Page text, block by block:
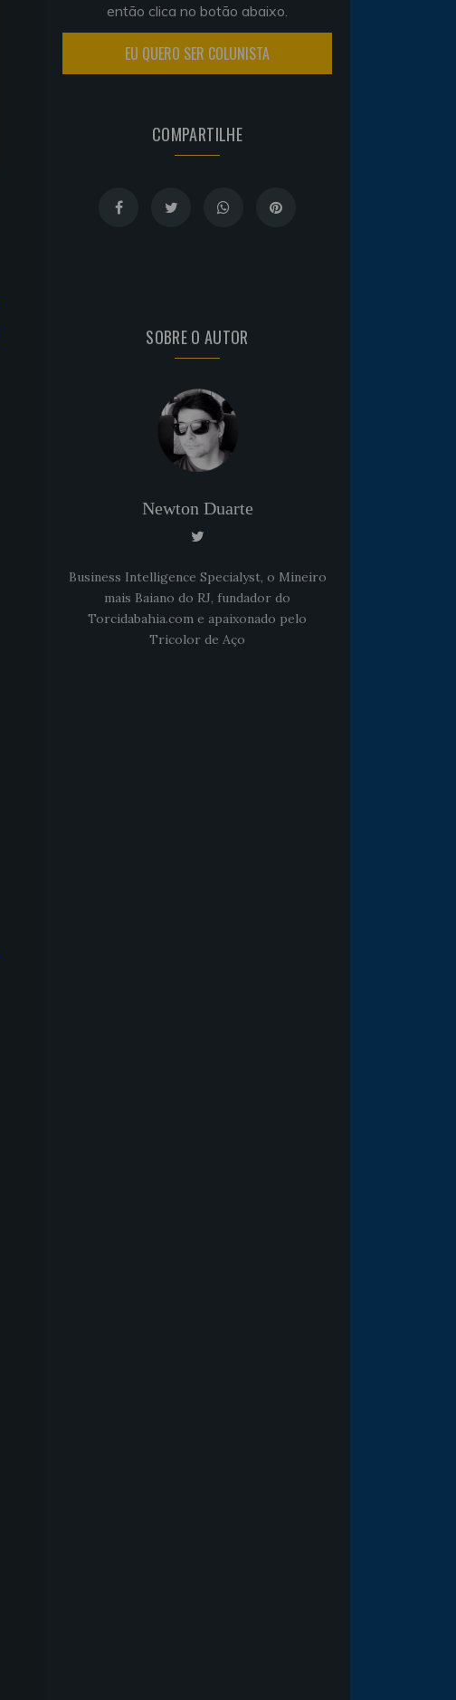
então clica no botão abaixo.
EU QUERO SER COLUNISTA
COMPARTILHE
SOBRE O AUTOR
Newton Duarte
Business Intelligence Specialyst, o Mineiro
mais Baiano do RJ, fundador do
Torcidabahia.com e apaixonado pelo
Tricolor de Aço